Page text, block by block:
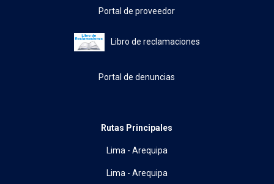
Portal de proveedor
Libro de reclamaciones
Portal de denuncias
Rutas Principales
Lima - Arequipa
Lima - Arequipa